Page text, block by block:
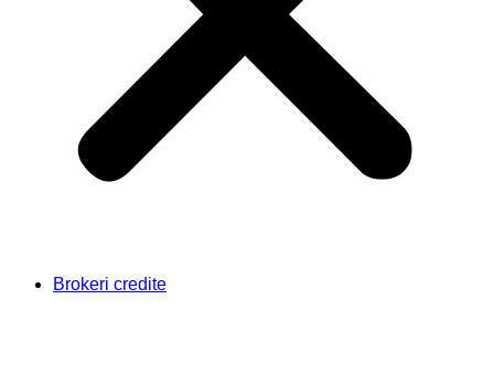
Brokeri credite